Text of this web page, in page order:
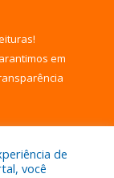
!
em
de
você